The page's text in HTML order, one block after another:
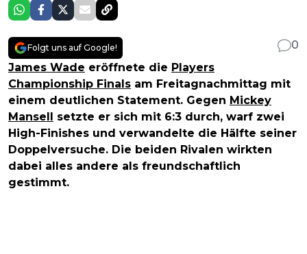
Folgt uns auf Google!
0
James Wade eröffnete die Players
Championship Finals am Freitagnachmittag mit
einem deutlichen Statement. Gegen Mickey
Mansell
setzte er sich mit 6:3 durch, warf zwei
High-Finishes und verwandelte die Hälfte seiner
Doppelversuche. Die beiden Rivalen wirkten
dabei alles andere als freundschaftlich
gestimmt.